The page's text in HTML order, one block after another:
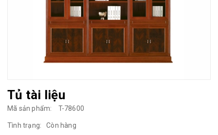
Tủ tài liệu
Mã sản phẩm: T-78600
Tình trạng: Còn hàng